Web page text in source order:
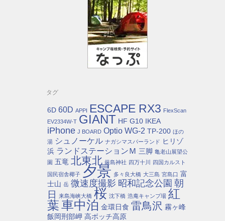
タグ
6D 60D APPI ESCAPE RX3 FlexScan
EV2334W-T GIANT HF G10 IKEA
iPhone J BOARD Optio WG-2 TP-200 ほの
湯 シュノーケル ナガシマスパーランド ヒリゾ
浜 ランドステーションＭ 三脚 亀老山展望公
園 五竜 北東北 厳島神社 四万十川
四国カルスト
国民宿舎椰子 夕景 多々良大橋 大三島 宮島口 富
士山 岳 微速度撮影 昭和記念公園 朝
日
来島海峡大橋 桜 沈下橋 浩庵キャンプ場 紅
葉車中泊 金環日食 雷鳥沢 霧ヶ峰
飯岡刑部岬 高ボッチ高原